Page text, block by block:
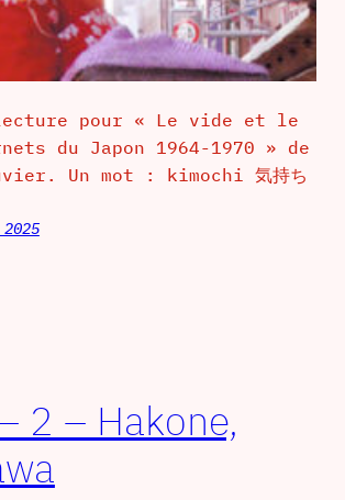
pour « Le vide et le
du Japon 1964-1970 » de
Un mot : kimochi 気持ち
2 – Hakone,